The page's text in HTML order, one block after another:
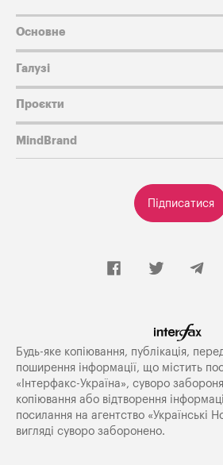
Підписатися
Основне
Галузі
Проєкти
MindBrand
Будь-яке копiювання, публiкацiя,
поширення iнформацiї, що мiстить
«Iнтерфакс-Україна», суворо
копіювання або відтворення
посилання на агентство «Українські
вигляді суворо заборонено.